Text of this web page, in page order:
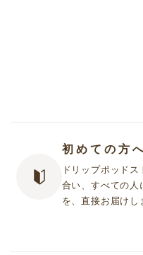
初めての方
ドリップポッド
合い、すべての人
を、直接お届けし